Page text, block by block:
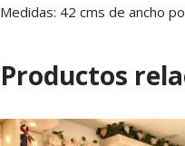
Medidas: 42 cms de ancho
Productos